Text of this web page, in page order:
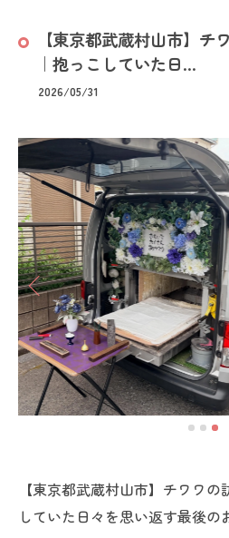
【東京都武蔵村山市】チ
｜抱っこしていた日...
2026/05/31
【東京都武蔵村山市】チワワ
していた日々を思い返す最後の